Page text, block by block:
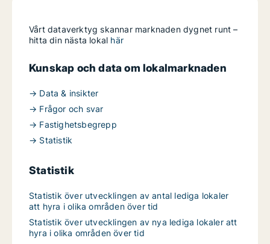
Vårt dataverktyg skannar marknaden dygnet runt –
hitta din nästa lokal här
Kunskap och data om lokalmarknaden
→ Data & insikter
→ Frågor och svar
→ Fastighetsbegrepp
→ Statistik
Statistik
Statistik över utvecklingen av antal lediga lokaler
att hyra i olika områden över tid
Statistik över utvecklingen av nya lediga lokaler att
hyra i olika områden över tid